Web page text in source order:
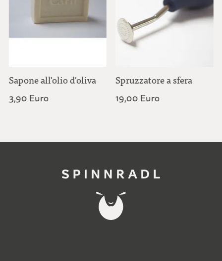
Sapone all'olio d'oliva
3,90 Euro
Spruzzatore a sfera
19,00 Euro